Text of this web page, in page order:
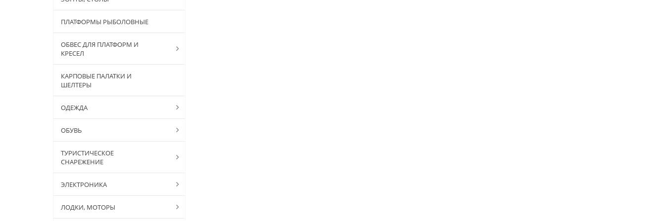
ПЛАТФОРМЫ РЫБОЛОВНЫЕ
ОБВЕС ДЛЯ ПЛАТФОРМ И
КРЕСЕЛ
КАРПОВЫЕ ПАЛАТКИ И
ШЕЛТЕРЫ
ОДЕЖДА
ОБУВЬ
ТУРИСТИЧЕСКОЕ
СНАРЕЖЕНИЕ
ЭЛЕКТРОНИКА
ЛОДКИ, МОТОРЫ